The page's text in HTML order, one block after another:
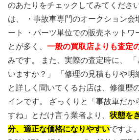
のあたりをチェックしてみてくださ
は、 ・事故車専門のオークション会
ート ・パーツ単位での販売ネットワ
とが多く、 一般の買取店よりも査定
みです。 また、実際の査定時に、
いますか？」 「修理の見積もりや明
と詳しく聞いてくるお店は、修復歴
インです。 ざっくりと「事故車だか
すね」とだけ言う業者より、状態を
分、適正な価格になりやすいですよ